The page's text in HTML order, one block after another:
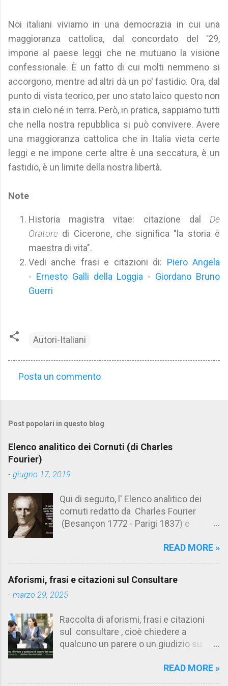
Noi italiani viviamo in una democrazia in cui una
maggioranza cattolica, dal concordato del '29,
impone al paese leggi che ne mutuano la visione
confessionale. È un fatto di cui molti nemmeno si
accorgono, mentre ad altri dà un po' fastidio. Ora, dal
punto di vista teorico, per uno stato laico questo non
sta in cielo né in terra. Però, in pratica, sappiamo tutti
che nella nostra repubblica si può convivere. Avere
una maggioranza cattolica che in Italia vieta certe
leggi e ne impone certe altre è una seccatura, è un
fastidio, è un limite della nostra libertà.
Note
Historia magistra vitae: citazione dal De
Oratore di Cicerone, che significa "la storia è
maestra di vita".
Vedi anche frasi e citazioni di: Piero Angela
- Ernesto Galli della Loggia - Giordano Bruno
Guerri
Autori-Italiani
m
e
n
t
Posta un commento
Post popolari in questo blog
Elenco analitico dei Cornuti (di Charles
Fourier)
- giugno 17, 2019
Qui di seguito, l' Elenco analitico dei
cornuti redatto da Charles Fourier
(Besançon 1772 - Parigi 1837) e
Aforismario trovi anche una raccolta di
cornuto pretenzioso: colui che ritiene
sua moglie tanto fortunata, per averlo
ammettere l'idea del tradimento. Ciò lo
rende un marito assai comodo.
(Charles Fourier) Elenco analitico dei
ca. 1808 (postumo 1856) Traduzione
italiana da Il Borghese - Volume 29,
READ MORE »
Aforismi, frasi e citazioni sul Consultare
- marzo 29, 2025
Raccolta di aforismi, frasi e citazioni
sul consultare , cioè chiedere a
qualcuno un parere o un giudizio su
fanno riferimento anche allaREAD MORE »